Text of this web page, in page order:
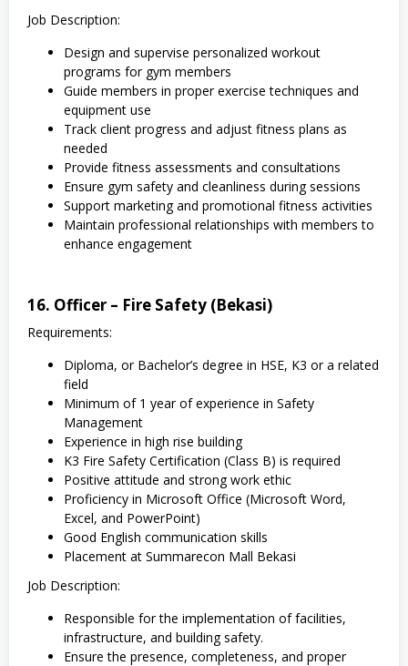
Job Description:
Design and supervise personalized workout
programs for gym members
Guide members in proper exercise techniques and
equipment use
Track client progress and adjust fitness plans as
needed
Provide fitness assessments and consultations
Ensure gym safety and cleanliness during sessions
Support marketing and promotional fitness activities
Maintain professional relationships with members to
enhance engagement
16. Officer – Fire Safety (Bekasi)
Requirements:
Diploma, or Bachelor’s degree in HSE, K3 or a related
field
Minimum of 1 year of experience in Safety
Management
Experience in high rise building
K3 Fire Safety Certification (Class B) is required
Positive attitude and strong work ethic
Proficiency in Microsoft Office (Microsoft Word,
Excel, and PowerPoint)
Good English communication skills
Placement at Summarecon Mall Bekasi
Job Description:
Responsible for the implementation of facilities,
infrastructure, and building safety.
Ensure the presence, completeness, and proper